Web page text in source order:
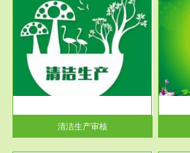
清洁生产审核
服务范围
安全评价
安全评价安全评价目的是查找、
分析和预测工程、系统、生产经
营活...